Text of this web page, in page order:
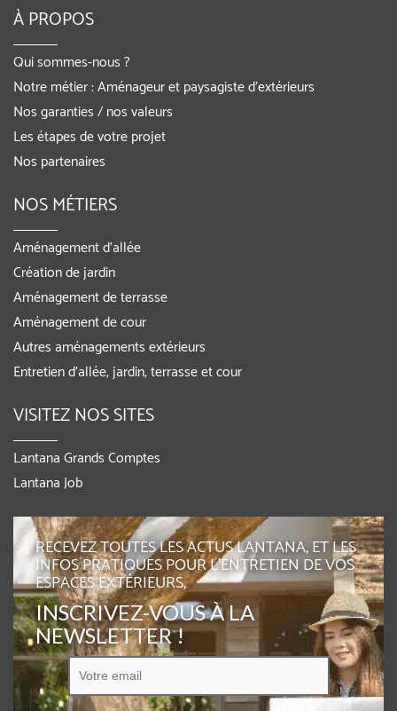
À PROPOS
Qui sommes-nous ?
Notre métier : Aménageur et paysagiste d’extérieurs
Nos garanties / nos valeurs
Les étapes de votre projet
Nos partenaires
NOS MÉTIERS
Aménagement d’allée
Création de jardin
Aménagement de terrasse
Aménagement de cour
Autres aménagements extérieurs
Entretien d’allée, jardin, terrasse et cour
VISITEZ NOS SITES
Lantana Grands Comptes
Lantana Job
RECEVEZ TOUTES LES ACTUS LANTANA, ET LES
INFOS PRATIQUES POUR L'ENTRETIEN DE VOS
ESPACES EXTÉRIEURS,
INSCRIVEZ-VOUS À LA
NEWSLETTER !